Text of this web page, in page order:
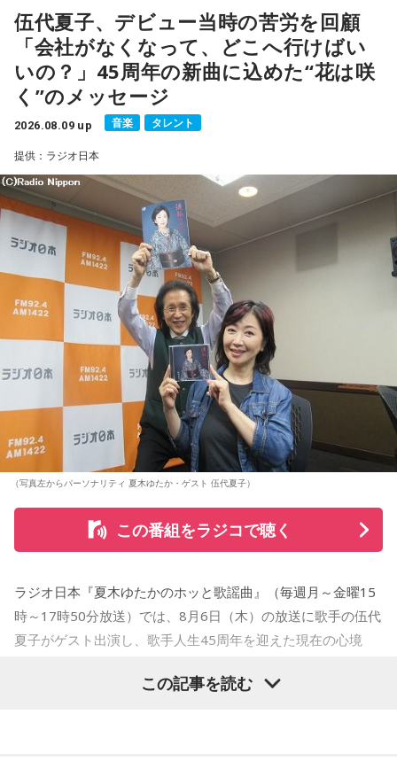
■放送日時：2026年8月16日（日） 19時～20時
■パーソナリティ：吉田尚記
■ゲスト：小山宙哉
■メールアドレス：manga@1242.com
■公式Xアカウント：@MANGARADIO1242
■ハッシュタグ：#マンガのラジオ
■番組HP：https://manga-no-radio.com/
伍代夏子、デビュー当時の苦労を回顧
「会社がなくなって、どこへ行けばい
いの？」45周年の新曲に込めた“花は咲
く”のメッセージ
2026.08.09 up 音楽 タレント
提供：ラジオ日本
（写真左からパーソナリティ 夏木ゆたか・ゲスト 伍代夏子）
この番組をラジコで聴く
ラジオ日本『夏木ゆたかのホッと歌謡曲』（毎週月～金曜15
時～17時50分放送）では、8月6日（木）の放送に歌手の伍代
夏子がゲスト出演し、歌手人生45周年を迎えた現在の心境
この記事を読む